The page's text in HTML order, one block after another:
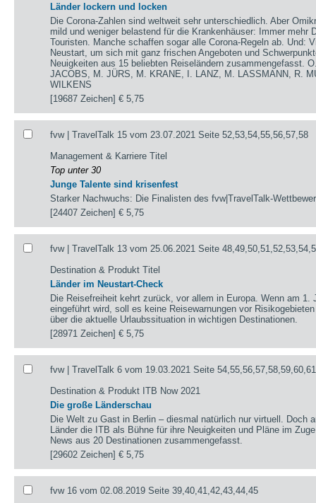
Länder lockern und locken
Die Corona-Zahlen sind weltweit sehr unterschiedlich. Aber
mild und weniger belastend für die Krankenhäuser: Immer mehr
Touristen. Manche schaffen sogar alle Corona-Regeln ab. Und:
Neustart, um sich mit ganz frischen Angeboten und
Neuigkeiten aus 15 beliebten Reiseländern zusammengefasst.
JACOBS, M. JÜRS, M. KRANE, I. LANZ, M. LASSMANN, R.
WILKENS
[19687 Zeichen]€ 5,75
fvw | TravelTalk 15 vom 23.07.2021 Seite 52,53,54,55,56,57,58
Management & Karriere Titel
Top unter 30
Junge Talente sind krisenfest
Starker Nachwuchs: Die Finalisten des fvw|TravelTalk-
[24407 Zeichen]€ 5,75
fvw | TravelTalk 13 vom 25.06.2021 Seite
Destination & Produkt Titel
Länder im Neustart-Check
Die Reisefreiheit kehrt zurück, vor allem in Europa. Wenn am 1.
eingeführt wird, soll es keine Reisewarnungen vor
über die aktuelle Urlaubssituation in wichtigen Destinationen.
[28971 Zeichen]€ 5,75
fvw | TravelTalk 6 vom 19.03.2021 Seite
Destination & Produkt ITB Now 2021
Die große Länderschau
Die Welt zu Gast in Berlin – diesmal natürlich nur virtuell. Doch
Länder die ITB als Bühne für ihre Neuigkeiten und Pläne im
News aus 20 Destinationen zusammengefasst.
[29602 Zeichen]€ 5,75
fvw 16 vom 02.08.2019 Seite 39,40,41,42,43,44,45